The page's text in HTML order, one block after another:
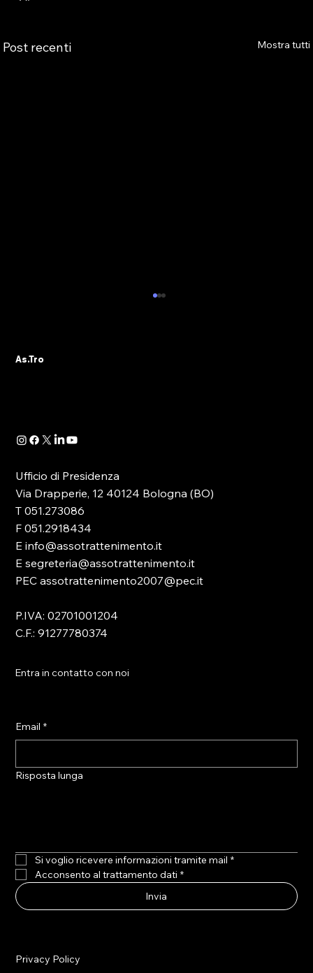
Post recenti Mostra tutti
AS.TRO
comuni dell’Emilia Romagna, la Polizia
As.Tro
Ufficio di Presidenza
Via Drapperie, 12 40124 Bologna (BO)
T 051.273086
F 051.2918434
E info@assotrattenimento.it
E segreteria@assotrattenimento.it
PEC assotrattenimento2007@pec.it
P.IVA: 02701001204
C.F.: 91277780374
Entra in contatto con noi
Email *
Risposta lunga
Si voglio ricevere informazioni tramite mail *
Acconsento al trattamento dati *
Invia
Privacy Policy